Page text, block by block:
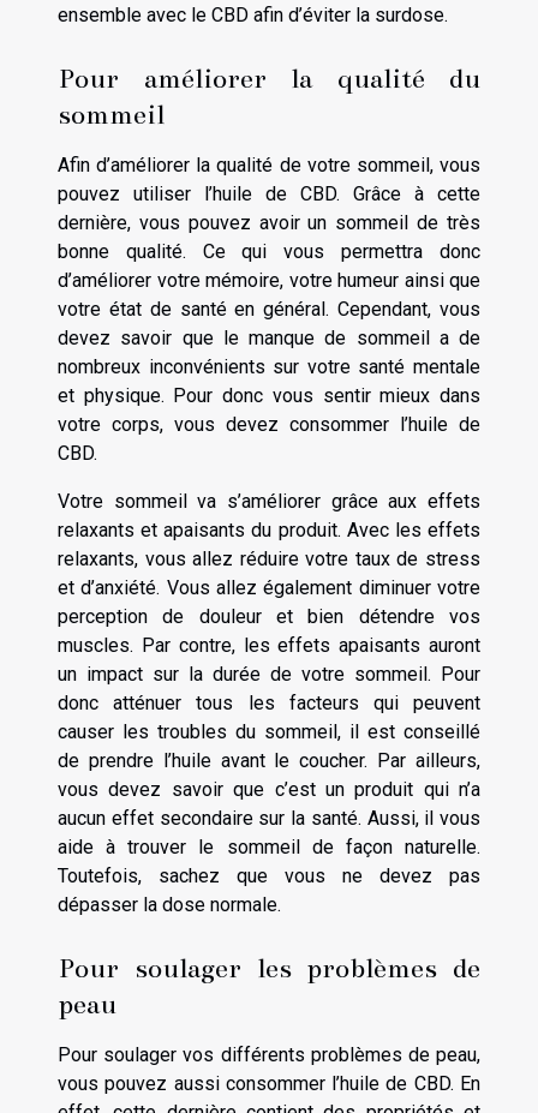
ensemble avec le CBD afin d’éviter la surdose.
Pour améliorer la qualité du
sommeil
Afin d’améliorer la qualité de votre sommeil, vous
pouvez utiliser l’huile de CBD. Grâce à cette
dernière, vous pouvez avoir un sommeil de très
bonne qualité. Ce qui vous permettra donc
d’améliorer votre mémoire, votre humeur ainsi que
votre état de santé en général. Cependant, vous
devez savoir que le manque de sommeil a de
nombreux inconvénients sur votre santé mentale
et physique. Pour donc vous sentir mieux dans
votre corps, vous devez consommer l’huile de
CBD.
Votre sommeil va s’améliorer grâce aux effets
relaxants et apaisants du produit. Avec les effets
relaxants, vous allez réduire votre taux de stress
et d’anxiété. Vous allez également diminuer votre
perception de douleur et bien détendre vos
muscles. Par contre, les effets apaisants auront
un impact sur la durée de votre sommeil. Pour
donc atténuer tous les facteurs qui peuvent
causer les troubles du sommeil, il est conseillé
de prendre l’huile avant le coucher. Par ailleurs,
vous devez savoir que c’est un produit qui n’a
aucun effet secondaire sur la santé. Aussi, il vous
aide à trouver le sommeil de façon naturelle.
Toutefois, sachez que vous ne devez pas
dépasser la dose normale.
Pour soulager les problèmes de
peau
Pour soulager vos différents problèmes de peau,
vous pouvez aussi consommer l’huile de CBD. En